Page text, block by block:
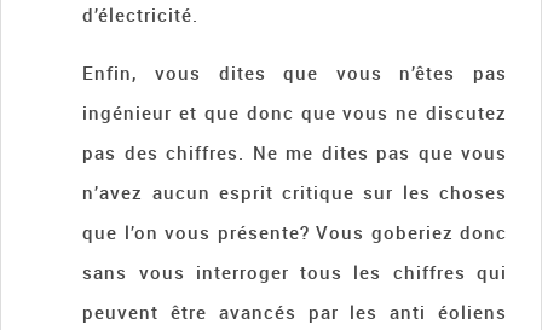
d’électricité.
Enfin, vous dites que vous n’êtes pas
ingénieur et que donc que vous ne discutez
pas des chiffres. Ne me dites pas que vous
n’avez aucun esprit critique sur les choses
que l’on vous présente? Vous goberiez donc
sans vous interroger tous les chiffres qui
peuvent être avancés par les anti éoliens